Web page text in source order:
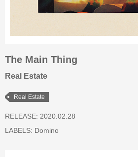
The Main Thing
Real Estate
Real Estate
RELEASE: 2020.02.28
LABELS: Domino